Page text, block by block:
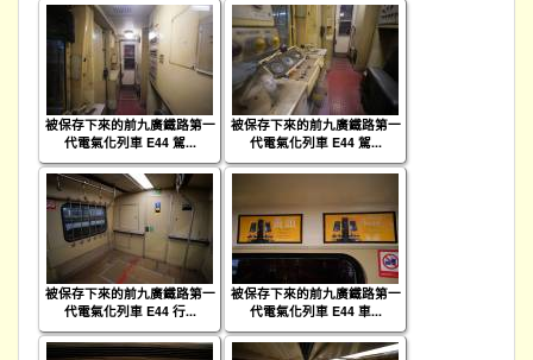
被保存下來的前九廣鐵路第一
代電氣化列車 E44 駕...
被保存下來的前九廣鐵路第一
代電氣化列車 E44 駕...
被保存下來的前九廣鐵路第一
代電氣化列車 E44 行...
被保存下來的前九廣鐵路第一
代電氣化列車 E44 車...